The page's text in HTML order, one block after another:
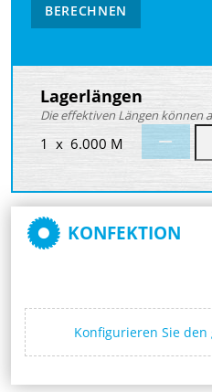
BERECHNEN
Lagerlängen
Die effektiven Längen können
1 x 6.000 M
KONFEKTION
Konfigurieren Sie